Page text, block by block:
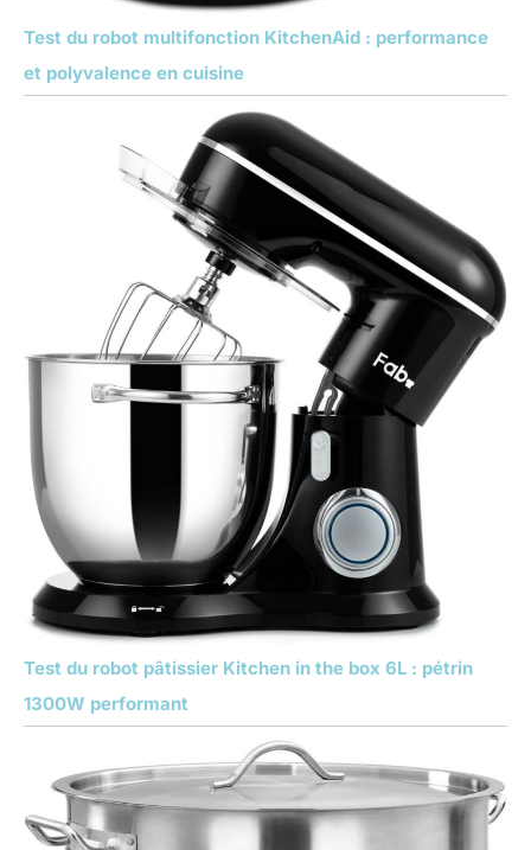
Test du robot multifonction KitchenAid : performance
et polyvalence en cuisine
Test du robot pâtissier Kitchen in the box 6L : pétrin
1300W performant